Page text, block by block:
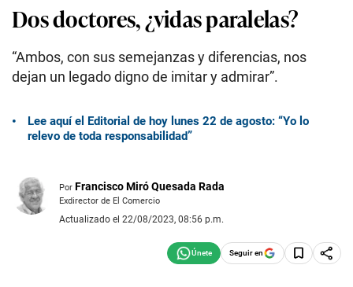
Dos doctores, ¿vidas paralelas?
“Ambos, con sus semejanzas y diferencias, nos
dejan un legado digno de imitar y admirar”.
Lee aquí el Editorial de hoy lunes 22 de agosto: “Yo lo
relevo de toda responsabilidad”
Por Francisco Miró Quesada Rada
Exdirector de El Comercio
Actualizado el 22/08/2023, 08:56 p.m.
Seguir en